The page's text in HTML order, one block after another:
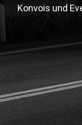
Konvois und